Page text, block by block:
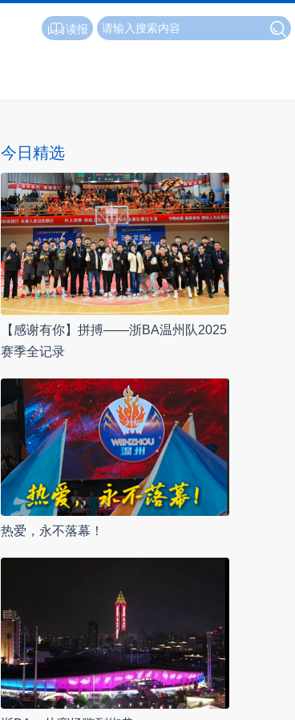
读报
今日精选
【感谢有你】拼搏——浙BA温州队2025
赛季全记录
热爱，永不落幕！